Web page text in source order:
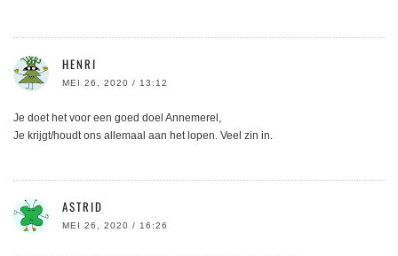
HENRI
MEI 26, 2020 / 13:12
Je doet het voor een goed doel Annemerel,
Je krijgt/houdt ons allemaal aan het lopen. Veel zin in.
ASTRID
MEI 26, 2020 / 16:26